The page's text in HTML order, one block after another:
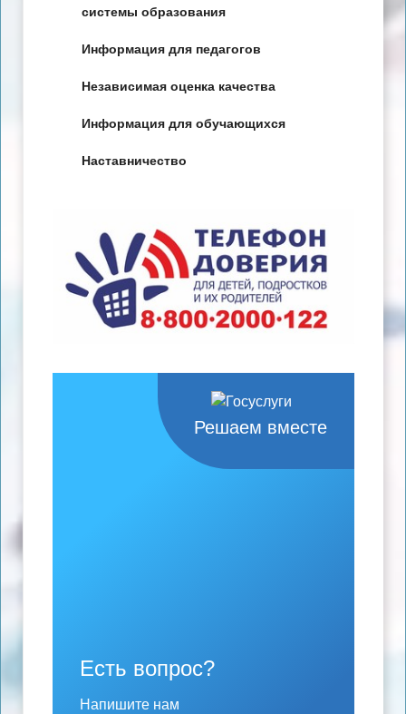
системы образования
Информация для педагогов
Независимая оценка качества
Информация для обучающихся
Наставничество
Решаем вместе
Есть вопрос?
Напишите нам